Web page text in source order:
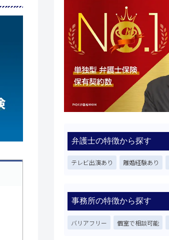
弁護士の特徴から探す
テレビ出演あり 離婚経験あり
事務所の特徴から探す
バリアフリー 個室で相談可能